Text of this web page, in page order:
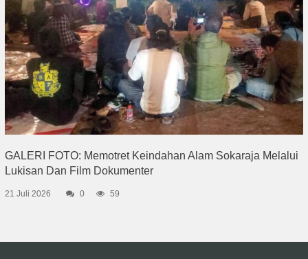
GALERI FOTO: Memotret Keindahan Alam Sokaraja Melalui
Lukisan Dan Film Dokumenter
21 Juli 2026 0 59